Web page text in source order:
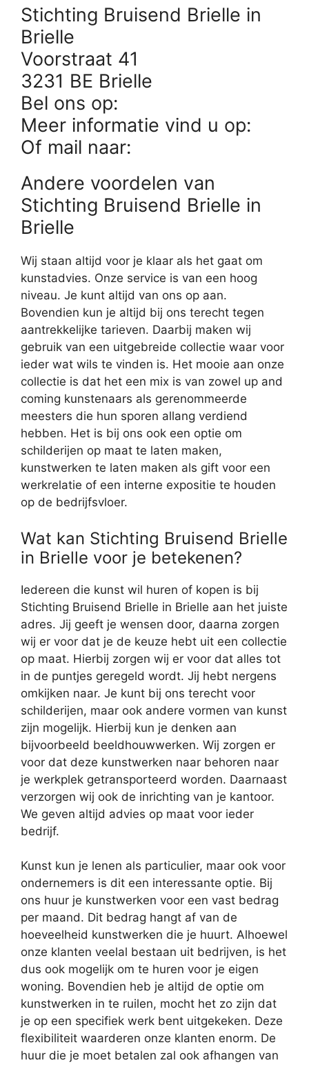
Stichting Bruisend Brielle in
Brielle
Voorstraat 41
3231 BE Brielle
Bel ons op:
Meer informatie vind u op:
Of mail naar:
Andere voordelen van
Stichting Bruisend Brielle in
Brielle
Wij staan altijd voor je klaar als het gaat om
kunstadvies. Onze service is van een hoog
niveau. Je kunt altijd van ons op aan.
Bovendien kun je altijd bij ons terecht tegen
aantrekkelijke tarieven. Daarbij maken wij
gebruik van een uitgebreide collectie waar voor
ieder wat wils te vinden is. Het mooie aan onze
collectie is dat het een mix is van zowel up and
coming kunstenaars als gerenommeerde
meesters die hun sporen allang verdiend
hebben. Het is bij ons ook een optie om
schilderijen op maat te laten maken,
kunstwerken te laten maken als gift voor een
werkrelatie of een interne expositie te houden
op de bedrijfsvloer.
Wat kan Stichting Bruisend Brielle
in Brielle voor je betekenen?
Iedereen die kunst wil huren of kopen is bij
Stichting Bruisend Brielle in Brielle aan het juiste
adres. Jij geeft je wensen door, daarna zorgen
wij er voor dat je de keuze hebt uit een collectie
op maat. Hierbij zorgen wij er voor dat alles tot
in de puntjes geregeld wordt. Jij hebt nergens
omkijken naar. Je kunt bij ons terecht voor
schilderijen, maar ook andere vormen van kunst
zijn mogelijk. Hierbij kun je denken aan
bijvoorbeeld beeldhouwwerken. Wij zorgen er
voor dat deze kunstwerken naar behoren naar
je werkplek getransporteerd worden. Daarnaast
verzorgen wij ook de inrichting van je kantoor.
We geven altijd advies op maat voor ieder
bedrijf.
Kunst kun je lenen als particulier, maar ook voor
ondernemers is dit een interessante optie. Bij
ons huur je kunstwerken voor een vast bedrag
per maand. Dit bedrag hangt af van de
hoeveelheid kunstwerken die je huurt. Alhoewel
onze klanten veelal bestaan uit bedrijven, is het
dus ook mogelijk om te huren voor je eigen
woning. Bovendien heb je altijd de optie om
kunstwerken in te ruilen, mocht het zo zijn dat
je op een specifiek werk bent uitgekeken. Deze
flexibiliteit waarderen onze klanten enorm. De
huur die je moet betalen zal ook afhangen van